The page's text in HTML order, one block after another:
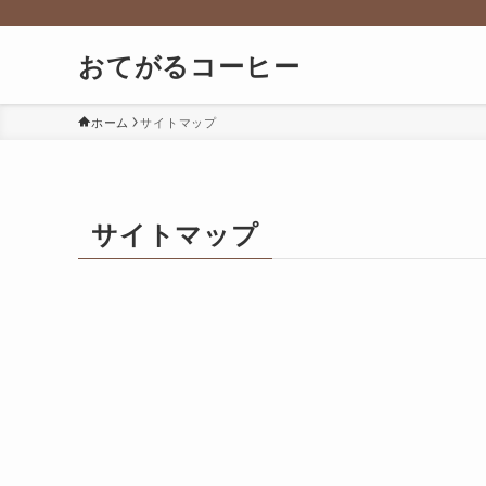
おてがるコーヒー
ホーム サイトマップ
サイトマップ